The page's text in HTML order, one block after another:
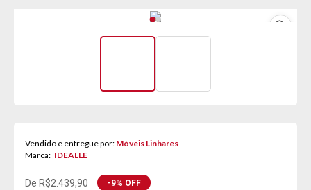
Vendido e entregue por: Móveis Linhares
Marca: IDEALLE
De R$2.439,90 -9% OFF